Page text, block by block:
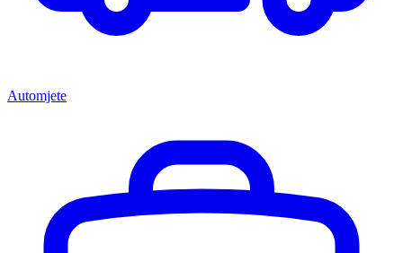
Automjete